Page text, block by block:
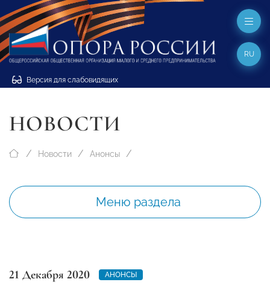
Версия для слабовидящих
RU
НОВОСТИ
Новости Анонсы
Меню раздела
21 Декабря 2020 АНОНСЫ